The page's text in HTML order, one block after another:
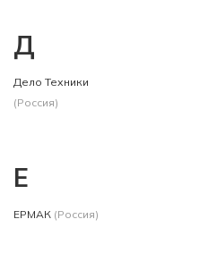
Д
Дело Техники
(Россия)
Е
ЕРМАК (Россия)